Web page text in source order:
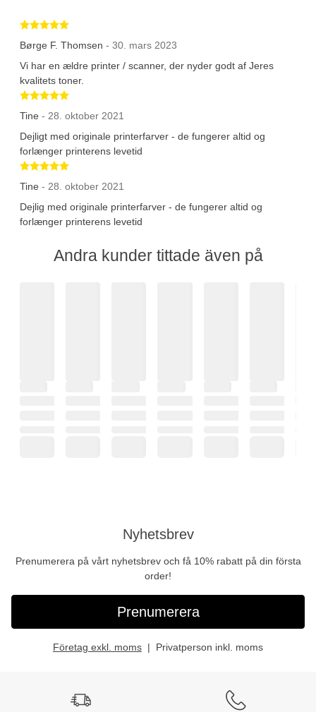
Betygsatt 5 av 5 stjärnor
Børge F. Thomsen - 30. mars 2023
Vi har en ældre printer / scanner, der nyder godt af Jeres
kvalitets toner.
Betygsatt 5 av 5 stjärnor
Tine - 28. oktober 2021
Dejligt med originale printerfarver - de fungerer altid og
forlænger printerens levetid
Betygsatt 5 av 5 stjärnor
Tine - 28. oktober 2021
Dejlig med originale printerfarver - de fungerer altid og
forlænger printerens levetid
Andra kunder tittade även på
Nyhetsbrev
Prenumerera på vårt nyhetsbrev och få 10% rabatt på din första
order!
Prenumerera
Företag exkl. moms Privatperson inkl. moms